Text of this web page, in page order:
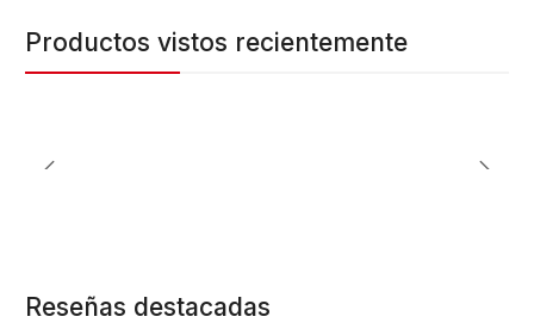
Productos vistos recientemente
Reseñas destacadas